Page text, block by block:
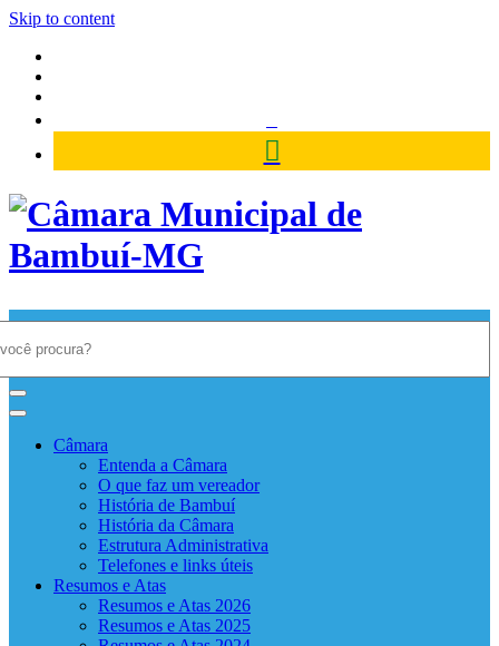
Skip to content
Câmara Municipal de Bambuí-
MG
Câmara
Entenda a Câmara
O que faz um vereador
História de Bambuí
História da Câmara
Estrutura Administrativa
Telefones e links úteis
Resumos e Atas
Resumos e Atas 2026
Resumos e Atas 2025